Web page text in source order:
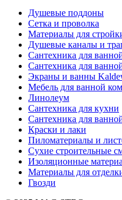
Душевые поддоны
Сетка и проволка
Материалы для
Душевые каналы и
Сантехника для
Сантехника для
Экраны и ванны
Мебель для ванной
Линолеум
Сантехника для кухни
Сантехника для
Краски и лаки
Пиломатериалы и
Сухие строительные
Изоляционные
Материалы для
Гвозди